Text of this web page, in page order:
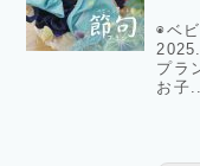
◉ベ
プラ
お子